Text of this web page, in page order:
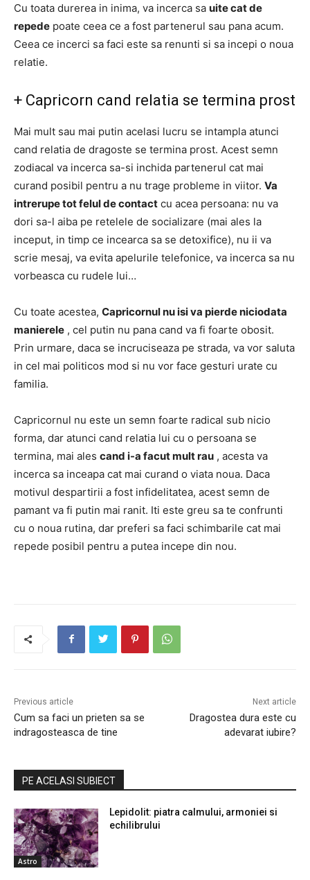
Cu toata durerea in inima, va incerca sa uite cat de
repede poate ceea ce a fost partenerul sau pana acum.
Ceea ce incerci sa faci este sa renunti si sa incepi o noua
relatie.
+ Capricorn cand relatia se termina prost
Mai mult sau mai putin acelasi lucru se intampla atunci
cand relatia de dragoste se termina prost. Acest semn
zodiacal va incerca sa-si inchida partenerul cat mai
curand posibil pentru a nu trage probleme in viitor. Va
intrerupe tot felul de contact cu acea persoana: nu va
dori sa-l aiba pe retelele de socializare (mai ales la
inceput, in timp ce incearca sa se detoxifice), nu ii va
scrie mesaj, va evita apelurile telefonice, va incerca sa nu
vorbeasca cu rudele lui…
Cu toate acestea, Capricornul nu isi va pierde niciodata
manierele , cel putin nu pana cand va fi foarte obosit.
Prin urmare, daca se incruciseaza pe strada, va vor saluta
in cel mai politicos mod si nu vor face gesturi urate cu
familia.
Capricornul nu este un semn foarte radical sub nicio
forma, dar atunci cand relatia lui cu o persoana se
termina, mai ales cand i-a facut mult rau , acesta va
incerca sa inceapa cat mai curand o viata noua. Daca
motivul despartirii a fost infidelitatea, acest semn de
pamant va fi putin mai ranit. Iti este greu sa te confrunti
cu o noua rutina, dar preferi sa faci schimbarile cat mai
repede posibil pentru a putea incepe din nou.
Previous article
Cum sa faci un prieten sa se
indragosteasca de tine
Next article
Dragostea dura este cu
adevarat iubire?
PE ACELASI SUBIECT
Astro
Lepidolit: piatra calmului, armoniei si
echilibrului